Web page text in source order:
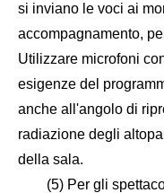
si inviano le voci ai
accompagnamento,
Utilizzare microfoni
esigenze del
anche all'angolo di
radiazione degli
della sala.
(5) Per gli